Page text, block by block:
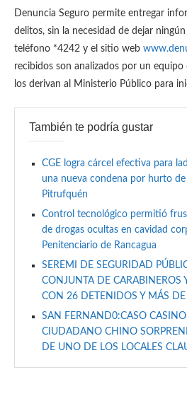
Denuncia Seguro permite entregar
delitos, sin la necesidad de dejar
teléfono *4242 y el sitio web
recibidos son analizados por un equipo
los derivan al Ministerio Público para
También te podría gustar
CGE logra cárcel efectiva para
una nueva condena por hurto de
Pitrufquén
Control tecnológico permitió
de drogas ocultas en cavidad
Penitenciario de Rancagua
SEREMI DE SEGURIDAD
CONJUNTA DE CARABINEROS
CON 26 DETENIDOS Y MÁS
SAN FERNAND0:CASO
CIUDADANO CHINO
DE UNO DE LOS LOCALES